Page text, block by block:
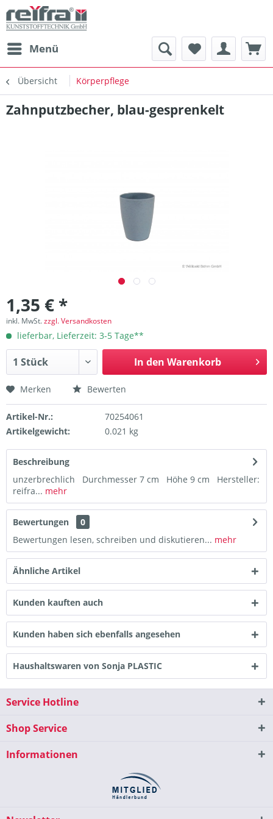
Menü
Übersicht Körperpflege
Zahnputzbecher, blau-gesprenkelt
1,35 € *
inkl. MwSt.zzgl. Versandkosten
lieferbar, Lieferzeit: 3-5 Tage**
In den Warenkorb
Merken Bewerten
Artikel-Nr.:
70254061
Artikelgewicht:
0.021 kg
Beschreibung
unzerbrechlich Durchmesser 7 cm Höhe 9 cm Hersteller:
reifra... mehr
Bewertungen
0
Bewertungen lesen, schreiben und diskutieren... mehr
Ähnliche Artikel
Kunden kauften auch
Kunden haben sich ebenfalls angesehen
Haushaltswaren von Sonja PLASTIC
Service Hotline
Shop Service
Informationen